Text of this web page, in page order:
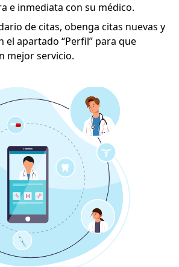
e inmediata con su médico.
de citas, obenga citas nuevas y
el apartado “Perfil” para que
mejor servicio.